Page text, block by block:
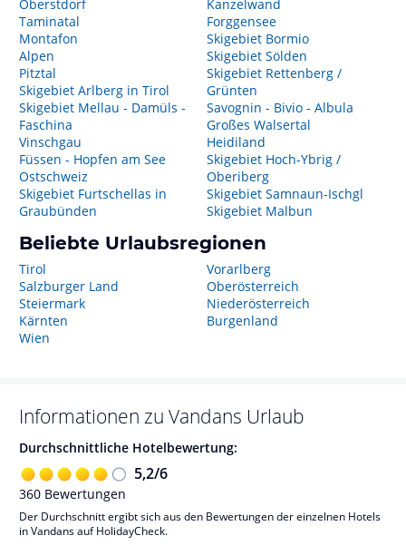
Oberstdorf
Taminatal
Montafon
Alpen
Pitztal
Skigebiet Arlberg in Tirol
Skigebiet Mellau - Damüls -
Faschina
Vinschgau
Füssen - Hopfen am See
Ostschweiz
Skigebiet Furtschellas in
Graubünden
Kanzelwand
Forggensee
Skigebiet Bormio
Skigebiet Sölden
Skigebiet Rettenberg /
Grünten
Savognin - Bivio - Albula
Großes Walsertal
Heidiland
Skigebiet Hoch-Ybrig /
Oberiberg
Skigebiet Samnaun-Ischgl
Skigebiet Malbun
Beliebte Urlaubsregionen
Tirol
Salzburger Land
Steiermark
Kärnten
Wien
Vorarlberg
Oberösterreich
Niederösterreich
Burgenland
Informationen zu Vandans Urlaub
Durchschnittliche Hotelbewertung:
5,2/6
360 Bewertungen
Der Durchschnitt ergibt sich aus den Bewertungen der einzelnen Hotels
in Vandans auf HolidayCheck.